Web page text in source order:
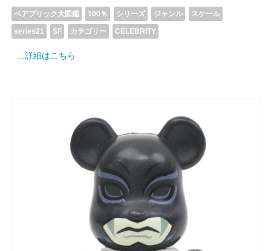
ベアブリック大図鑑 100％ シリーズ ジャンル スケール
series21 SF カテゴリー CELEBRITY
...詳細はこちら